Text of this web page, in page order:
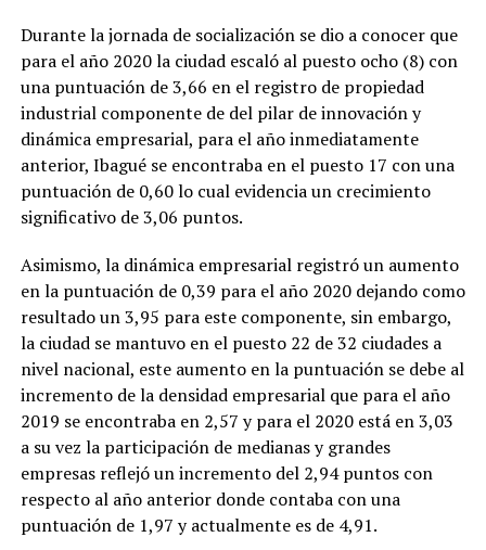
Durante la jornada de socialización se dio a conocer que
para el año 2020 la ciudad escaló al puesto ocho (8) con
una puntuación de 3,66 en el registro de propiedad
industrial componente de del pilar de innovación y
dinámica empresarial, para el año inmediatamente
anterior, Ibagué se encontraba en el puesto 17 con una
puntuación de 0,60 lo cual evidencia un crecimiento
significativo de 3,06 puntos.
Asimismo, la dinámica empresarial registró un aumento
en la puntuación de 0,39 para el año 2020 dejando como
resultado un 3,95 para este componente, sin embargo,
la ciudad se mantuvo en el puesto 22 de 32 ciudades a
nivel nacional, este aumento en la puntuación se debe al
incremento de la densidad empresarial que para el año
2019 se encontraba en 2,57 y para el 2020 está en 3,03
a su vez la participación de medianas y grandes
empresas reflejó un incremento del 2,94 puntos con
respecto al año anterior donde contaba con una
puntuación de 1,97 y actualmente es de 4,91.